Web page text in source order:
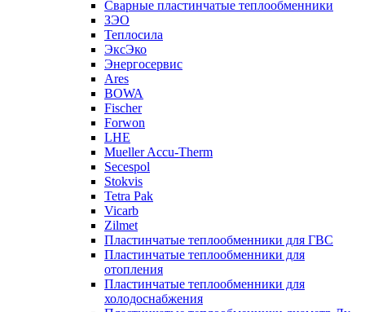
Сварные пластинчатые теплообменники
ЗЭО
Теплосила
ЭксЭко
Энергосервис
Ares
BOWA
Fischer
Forwon
LHE
Mueller Accu-Therm
Secespol
Stokvis
Tetra Pak
Vicarb
Zilmet
Пластинчатые теплообменники для ГВС
Пластинчатые теплообменники для
отопления
Пластинчатые теплообменники для
холодоснабжения